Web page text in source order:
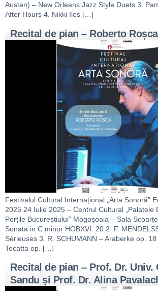
Austen) – New Orleans Jazz Style Duets 3.
After Hours 4. Nikki Iles […]
Recital de pian – Roberto Roșca
Festivalul Cultural Internațional „Arta Sonoră”
2025 24 Iulie 2025 – Centrul Cultural „Palatele
Porțile Bucureștiului” Mogoșoaia – Sala
Sonata in C minor HOBXVI: 20 2. F.
Sérieuses 3. R. SCHUMANN – Araberke op.
Tocatta op. […]
Recital de pian – Prof. Dr. Univ.
Sandu și Prof. Dr. Alina